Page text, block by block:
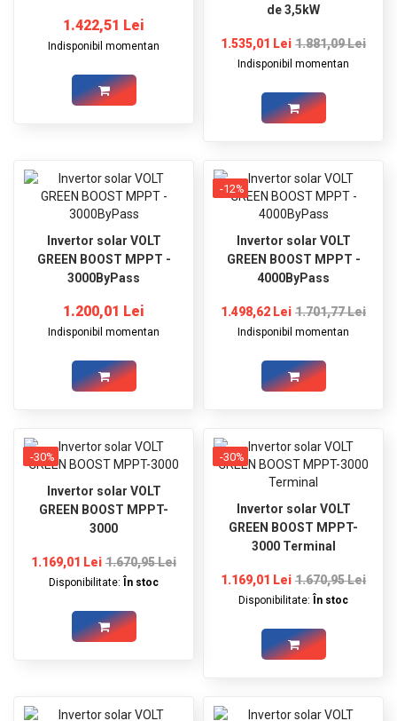
1.422,51 Lei
Indisponibil momentan
de 3,5kW
1.535,01 Lei 1.881,09 Lei
Indisponibil momentan
Invertor solar VOLT
GREEN BOOST MPPT -
3000ByPass
1.200,01 Lei
Indisponibil momentan
-12%
Invertor solar VOLT
GREEN BOOST MPPT -
4000ByPass
1.498,62 Lei 1.701,77 Lei
Indisponibil momentan
-30%
Invertor solar VOLT
GREEN BOOST MPPT-
3000
1.169,01 Lei 1.670,95 Lei
Disponibilitate: În stoc
-30%
Invertor solar VOLT
GREEN BOOST MPPT-
3000 Terminal
1.169,01 Lei 1.670,95 Lei
Disponibilitate: În stoc